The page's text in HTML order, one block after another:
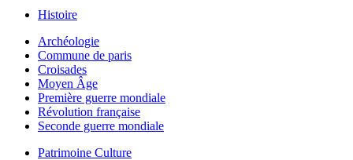
Histoire
Archéologie
Commune de paris
Croisades
Moyen Âge
Première guerre mondiale
Révolution française
Seconde guerre mondiale
Patrimoine Culture